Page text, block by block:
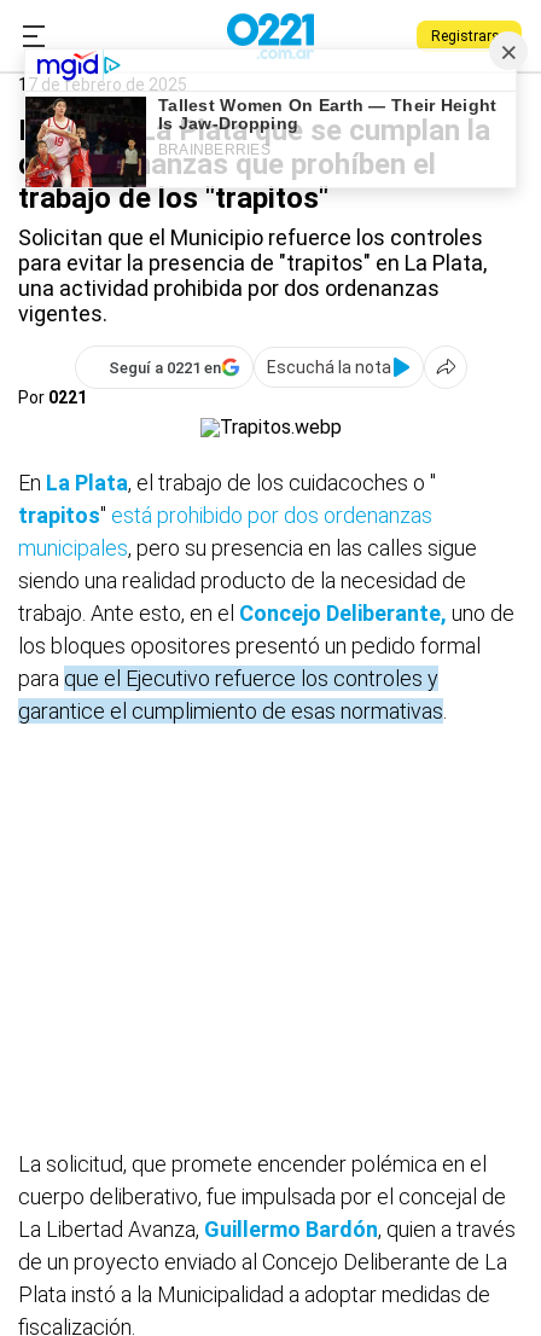
Registrarse
0221.com.ar
La Plata
17 de febrero de 2025
Piden en La Plata que se cumplan la
dos ordenanzas que prohíben el
trabajo de los "trapitos"
Solicitan que el Municipio refuerce los controles
para evitar la presencia de "trapitos" en La Plata,
una actividad prohibida por dos ordenanzas
vigentes.
Seguí a 0221 en
Escuchá la nota
Por 0221
En La Plata, el trabajo de los cuidacoches o "
trapitos" está prohibido por dos ordenanzas
municipales, pero su presencia en las calles sigue
siendo una realidad producto de la necesidad de
trabajo. Ante esto, en el Concejo Deliberante, uno de
los bloques opositores presentó un pedido formal
para que el Ejecutivo refuerce los controles y
garantice el cumplimiento de esas normativas
La solicitud, que promete encender polémica en el
cuerpo deliberativo, fue impulsada por el concejal de
La Libertad Avanza, Guillermo Bardón, quien a través
de un proyecto enviado al Concejo Deliberante de La
Plata instó a la Municipalidad a adoptar medidas de
fiscalización.